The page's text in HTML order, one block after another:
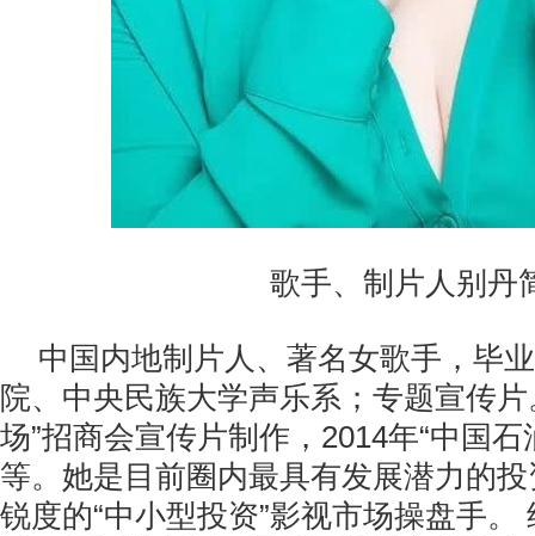
歌手、制片人别丹
中国内地制片人、著名女歌手，毕
院、中央民族大学声乐系；专题宣传片
场”招商会宣传片制作，2014年“中国石
等。她是目前圈内最具有发展潜力的
锐度的“中小型投资”影视市场操盘手。